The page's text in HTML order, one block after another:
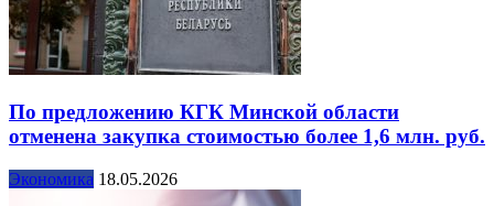
По предложению КГК Минской области
отменена закупка стоимостью более 1,6 млн. руб.
Экономика 18.05.2026